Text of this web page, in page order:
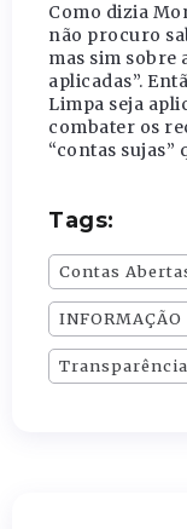
Como dizia
não procuro
mas sim sobre
aplicadas”.
Limpa seja
combater os
“contas
Tags:
Contas
INFORMAÇÃO
Transparência